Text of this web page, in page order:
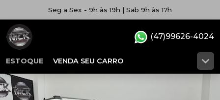
Seg a Sex - 9h às 19h | Sab 9h às 17h
ESTOQUE VENDA SEU CARRO
(47)99626-4024